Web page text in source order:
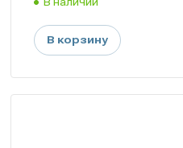
В корзину